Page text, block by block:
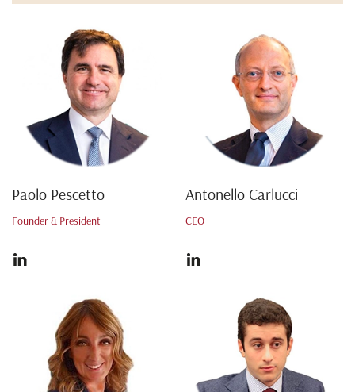
Paolo Pescetto
Founder & President
Antonello Carlucci
CEO